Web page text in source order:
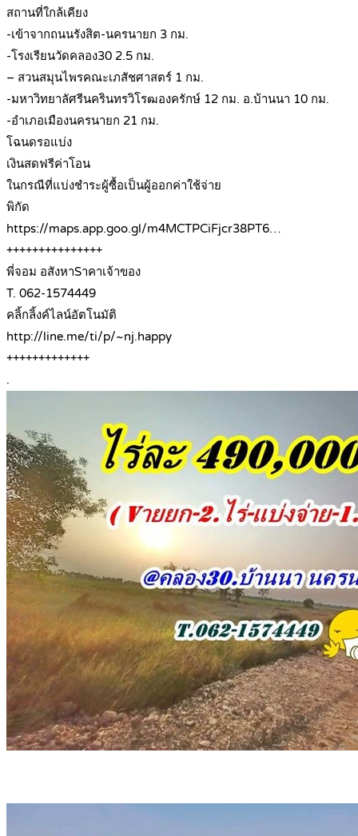
สถานที่ใกล้เคียง
-เข้าจากถนนรังสิต-นครนายก 3 กม.
-โรงเรียนวัดคลอง30 2.5 กม.
– สวนสมุนไพรคณะเภสัชศาสตร์ 1 กม.
-มหาวิทยาลัศรีนครินทรวิโรฒองครักษ์ 12 กม. อ.บ้านนา 10 กม.
-อำเภอเมืองนครนายก 21 กม.
โฉนดรอแบ่ง
เงินสดฟรีค่าโอน
ในกรณีที่แบ่งชำระผู้ซื้อเป็นผู้ออกค่าใช้จ่าย
พิกัด
https://maps.app.goo.gl/m4MCTPCiFjcr38PT6…
+++++++++++++++
พี่จอม อสังหาSาคาเจ้าของ
T. 062-1574449
คลิ้กลิ้งค์ไลน์อัตโนมัติ
http://line.me/ti/p/~nj.happy
+++++++++++++
.